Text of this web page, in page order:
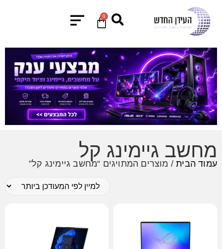
0
מחשב גיימינג קל
עמוד הבית/ מוצרים המתויגים “מחשב גיימינג קל”